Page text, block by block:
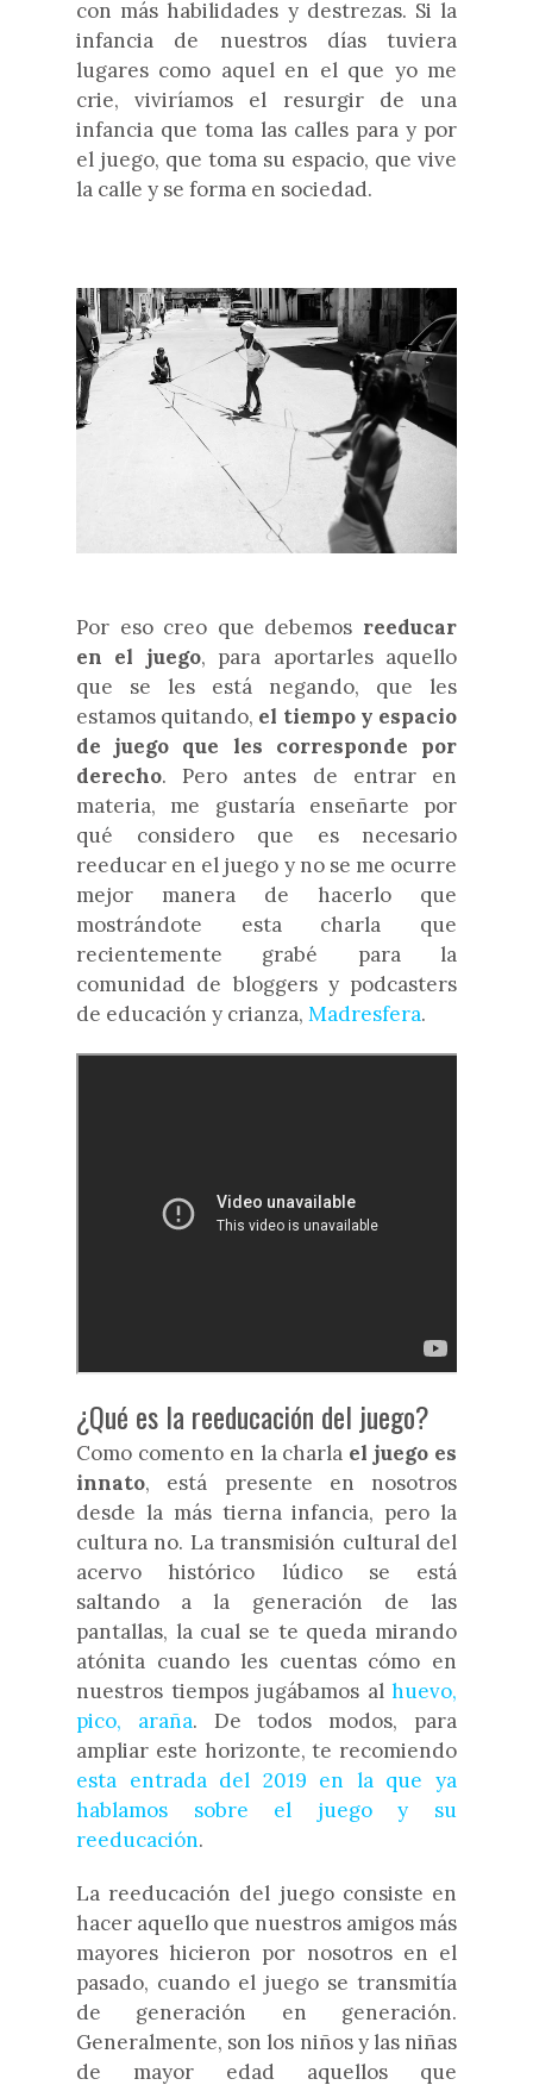
con más habilidades y destrezas. Si la
infancia de nuestros días tuviera
lugares como aquel en el que yo me
crie, viviríamos el resurgir de una
infancia que toma las calles para y por
el juego, que toma su espacio, que vive
la calle y se forma en sociedad.
Por eso creo que debemos reeducar
en el juego, para aportarles aquello
que se les está negando, que les
estamos quitando, el tiempo y espacio
de juego que les corresponde por
derecho. Pero antes de entrar en
materia, me gustaría enseñarte por
qué considero que es necesario
reeducar en el juego y no se me ocurre
mejor manera de hacerlo que
mostrándote esta charla que
recientemente grabé para la
comunidad de bloggers y podcasters
de educación y crianza, Madresfera.
¿Qué es la reeducación del juego?
Como comento en la charla el juego es
innato, está presente en nosotros
desde la más tierna infancia, pero la
cultura no. La transmisión cultural del
acervo histórico lúdico se está
saltando a la generación de las
pantallas, la cual se te queda mirando
atónita cuando les cuentas cómo en
nuestros tiempos jugábamos al huevo,
pico, araña. De todos modos, para
ampliar este horizonte, te recomiendo
esta entrada del 2019 en la que ya
hablamos sobre el juego y su
reeducación.
La reeducación del juego consiste en
hacer aquello que nuestros amigos más
mayores hicieron por nosotros en el
pasado, cuando el juego se transmitía
de generación en generación.
Generalmente, son los niños y las niñas
de mayor edad aquellos que